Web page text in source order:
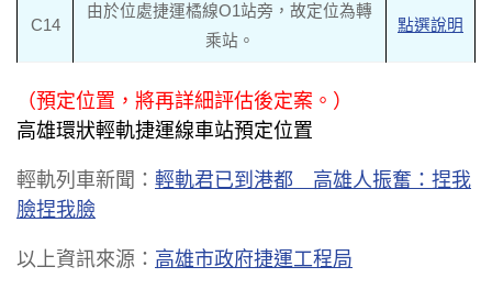
C14
由於位處捷運橘線O1站旁，故定位為轉
乘站。
點選說明
（預定位置，將再詳細評估後定案。）
高雄環狀輕軌捷運線車站預定位置
輕軌列車新聞： 輕軌君已到港都 高雄人振奮：捏我
臉捏我臉
以上資訊來源： 高雄市政府捷運工程局